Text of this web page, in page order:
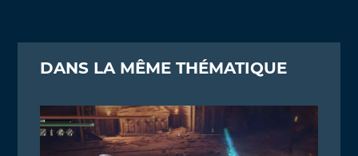
DANS LA MÊME THÉMATIQUE